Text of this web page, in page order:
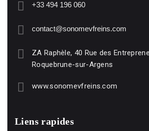
+33 494 196 060
contact@sonomevfreins.com
ZA Raphèle, 40 Rue des
Roquebrune-sur-Argens
www.sonomevfreins.com
Liens rapides